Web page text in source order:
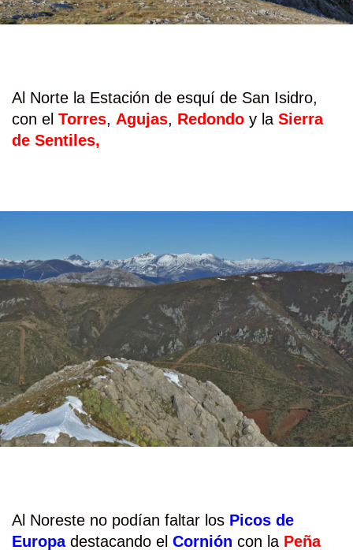
Al Norte la Estación de esquí de San Isidro,
con el Torres, Agujas, Redondo y laSierra
de Sentiles,
Al Noreste no podían faltar los Picos de
Europadestacando el Cornión con la Peña